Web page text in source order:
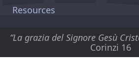
Resources
“La grazia del Signore Gesù
Corinzi 16